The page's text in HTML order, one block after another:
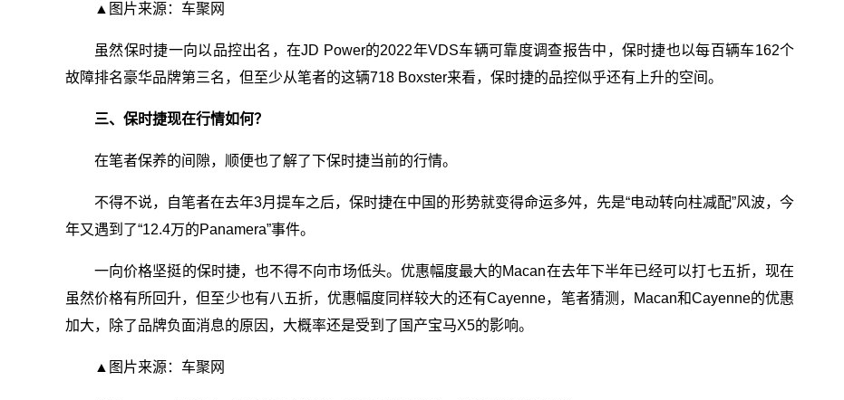
▲图片来源：车聚网
虽然保时捷一向以品控出名，在JD Power的2022年VDS车辆可靠度调查报告中，保时捷也以每百辆车162个
故障排名豪华品牌第三名，但至少从笔者的这辆718 Boxster来看，保时捷的品控似乎还有上升的空间。
三、保时捷现在行情如何？
在笔者保养的间隙，顺便也了解了下保时捷当前的行情。
不得不说，自笔者在去年3月提车之后，保时捷在中国的形势就变得命运多舛，先是“电动转向柱减配”风波，今
年又遇到了“12.4万的Panamera”事件。
一向价格坚挺的保时捷，也不得不向市场低头。优惠幅度最大的Macan在去年下半年已经可以打七五折，现在
虽然价格有所回升，但至少也有八五折，优惠幅度同样较大的还有Cayenne，笔者猜测，Macan和Cayenne的优惠
加大，除了品牌负面消息的原因，大概率还是受到了国产宝马X5的影响。
▲图片来源：车聚网